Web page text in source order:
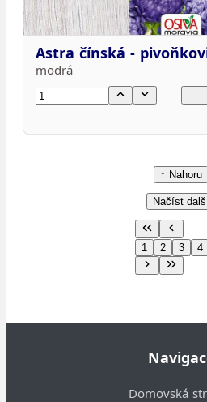
Astra čínská -
modrá
↑ Nahoru
Načíst
1 2 3 4
Domovská